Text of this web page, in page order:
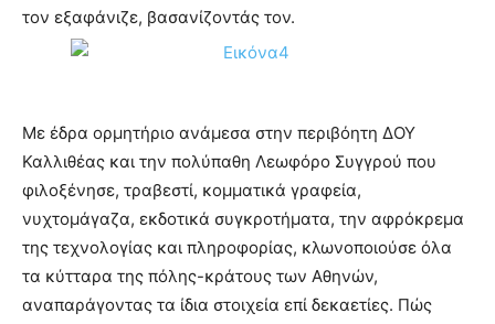
τον εξαφάνιζε, βασανίζοντάς τον.
Με έδρα ορμητήριο ανάμεσα στην περιβόητη ΔΟΥ
Καλλιθέας και την πολύπαθη Λεωφόρο Συγγρού που
φιλοξένησε, τραβεστί, κομματικά γραφεία,
νυχτομάγαζα, εκδοτικά συγκροτήματα, την αφρόκρεμα
της τεχνολογίας και πληροφορίας, κλωνοποιούσε όλα
τα κύτταρα της πόλης-κράτους των Αθηνών,
αναπαράγοντας τα ίδια στοιχεία επί δεκαετίες. Πώς